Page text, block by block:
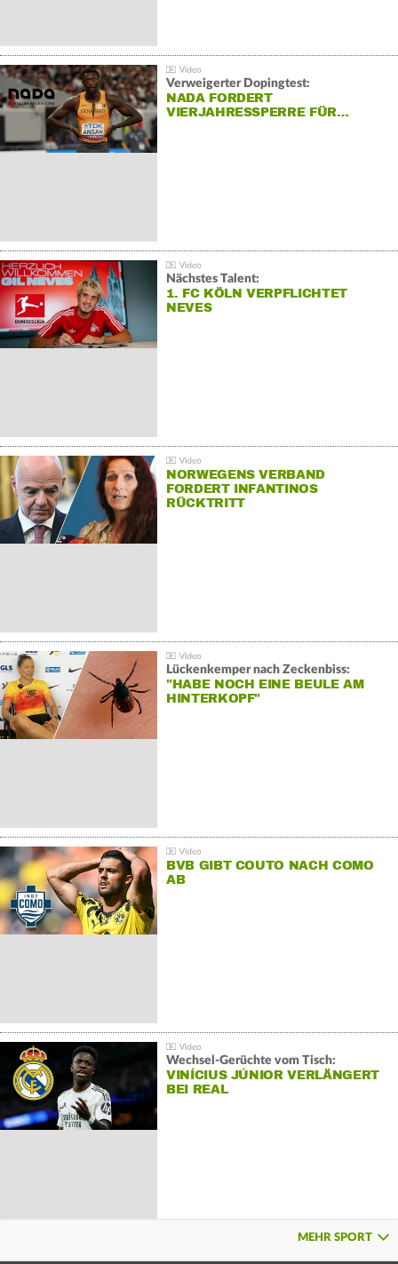
Verweigerter Dopingtest:
NADA FORDERT
VIERJAHRESSPERRE FÜR…
Nächstes Talent:
1. FC KÖLN VERPFLICHTET
NEVES
NORWEGENS VERBAND
FORDERT INFANTINOS
RÜCKTRITT
Lückenkemper nach Zeckenbiss:
"HABE NOCH EINE BEULE AM
HINTERKOPF"
BVB GIBT COUTO NACH COMO
AB
Wechsel-Gerüchte vom Tisch:
VINÍCIUS JÚNIOR VERLÄNGERT
BEI REAL
MEHR SPORT